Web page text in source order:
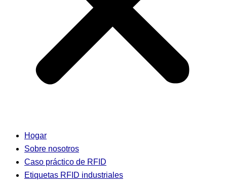
Hogar
Sobre nosotros
Caso práctico de RFID
Etiquetas RFID industriales